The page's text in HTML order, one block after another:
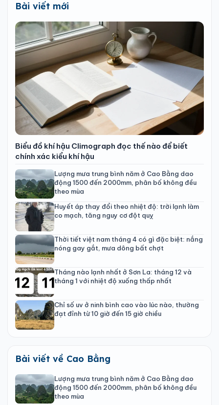
Bài viết mới
Biểu đồ khí hậu Climograph đọc thế nào để biết
chính xác kiểu khí hậu
Lượng mưa trung bình năm ở Cao Bằng dao
động 1500 đến 2000mm, phân bố không đều
theo mùa
Huyết áp thay đổi theo nhiệt độ: trời lạnh làm
co mạch, tăng nguy cơ đột quỵ
Thời tiết việt nam tháng 4 có gì đặc biệt: nắng
nóng gay gắt, mưa dông bất chợt
Tháng nào lạnh nhất ở Sơn La: tháng 12 và
tháng 1 với nhiệt độ xuống thấp nhất
Chỉ số uv ở ninh bình cao vào lúc nào, thường
đạt đỉnh từ 10 giờ đến 15 giờ chiều
Bài viết về Cao Bằng
Lượng mưa trung bình năm ở Cao Bằng dao
động 1500 đến 2000mm, phân bố không đều
theo mùa